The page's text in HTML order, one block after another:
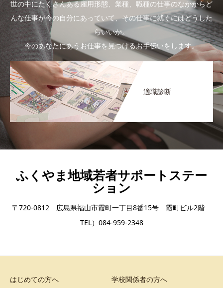
世の中にたくさんある雇用形態、業種、職種の仕事のなかからど
んな仕事が今の自分にあっていて、その仕事に就くにはどうした
らいいか。
今のあなたにあうお仕事を見つけるお手伝いをします。
適職診断
ふくやま地域若者サポートステー
ション
〒720-0812 広島県福山市霞町一丁目8番15号 霞町ビル2階
TEL）084-959-2348
はじめての方へ 学校関係者の方へ